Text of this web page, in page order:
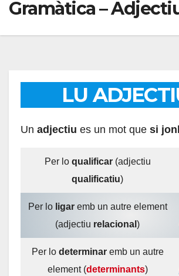
Gramàtica –
LU
Un adjectiu es un mot que si
Per lo qualificar(adjectiu
qualificatiu)
Per lo ligaremb un autre element
(adjectiu relacional )
Per lo determinaremb un autre
element (determinants)